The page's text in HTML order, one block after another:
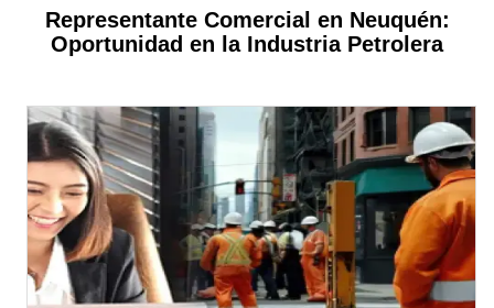
Representante Comercial en Neuquén:
Oportunidad en la Industria Petrolera